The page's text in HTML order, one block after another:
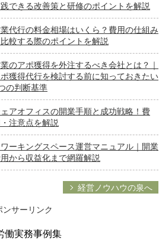
できる改善策と研修のポイントを解説
代行の料金相場はいくら？費用の仕組み
較する際のポイントを解説
のアポ獲得を外注するべき会社とは？｜
獲得代行を検討する前に知っておきたい
の判断基準
アオフィスの開業手順と成功戦略！費
注意点を解説
ワーキングスペース運営マニュアル｜開業
から収益化まで網羅解説
経営ノウハウの泉へ
ンサーリンク
働実務事例集